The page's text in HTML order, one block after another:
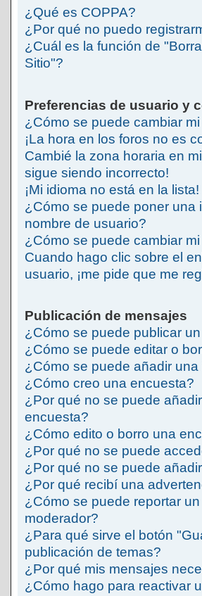
¿Qué es COPPA?
¿Por qué no puedo
¿Cuál es la función de
Sitio"?
Preferencias de usuario y
¿Cómo se puede cambiar
¡La hora en los foros no es
Cambié la zona horaria en
sigue siendo incorrecto!
¡Mi idioma no está en la lista!
¿Cómo se puede poner una
nombre de usuario?
¿Cómo se puede cambiar
Cuando hago clic sobre el
usuario, ¡me pide que me
Publicación de mensajes
¿Cómo se puede publicar
¿Cómo se puede editar o
¿Cómo se puede añadir
¿Cómo creo una encuesta?
¿Por qué no se puede
encuesta?
¿Cómo edito o borro una
¿Por qué no se puede
¿Por qué no se puede
¿Por qué recibí una
¿Cómo se puede reportar
moderador?
¿Para qué sirve el botón
publicación de temas?
¿Por qué mis mensajes
¿Cómo hago para reactivar